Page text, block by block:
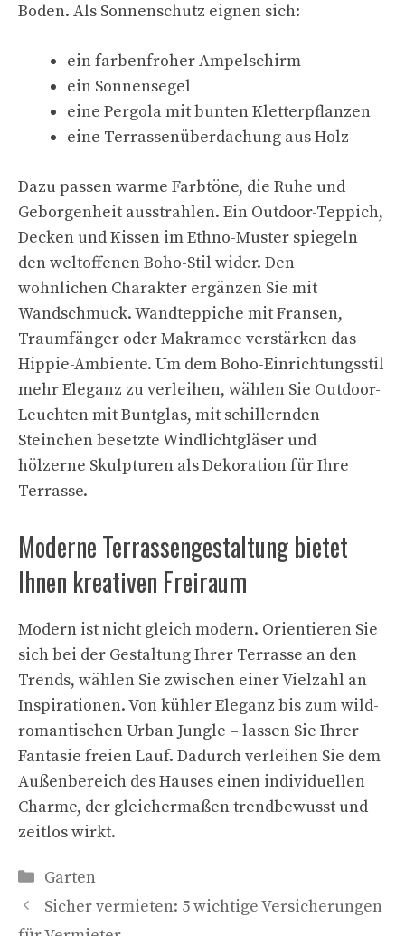
Boden. Als Sonnenschutz eignen sich:
ein farbenfroher Ampelschirm
ein Sonnensegel
eine Pergola mit bunten Kletterpflanzen
eine Terrassenüberdachung aus Holz
Dazu passen warme Farbtöne, die Ruhe und
Geborgenheit ausstrahlen. Ein Outdoor-Teppich,
Decken und Kissen im Ethno-Muster spiegeln
den weltoffenen Boho-Stil wider. Den
wohnlichen Charakter ergänzen Sie mit
Wandschmuck. Wandteppiche mit Fransen,
Traumfänger oder Makramee verstärken das
Hippie-Ambiente. Um dem Boho-Einrichtungsstil
mehr Eleganz zu verleihen, wählen Sie Outdoor-
Leuchten mit Buntglas, mit schillernden
Steinchen besetzte Windlichtgläser und
hölzerne Skulpturen als Dekoration für Ihre
Terrasse.
Moderne Terrassengestaltung bietet
Ihnen kreativen Freiraum
Modern ist nicht gleich modern. Orientieren Sie
sich bei der Gestaltung Ihrer Terrasse an den
Trends, wählen Sie zwischen einer Vielzahl an
Inspirationen. Von kühler Eleganz bis zum wild-
romantischen Urban Jungle – lassen Sie Ihrer
Fantasie freien Lauf. Dadurch verleihen Sie dem
Außenbereich des Hauses einen individuellen
Charme, der gleichermaßen trendbewusst und
zeitlos wirkt.
Kategorien
Garten
Sicher vermieten: 5 wichtige Versicherungen